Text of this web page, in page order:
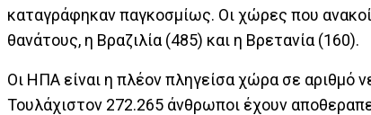
καταγράφηκαν παγκοσμίως. Οι χώρες που
θανάτους, η Βραζιλία (485) και η Βρετανία (160).
Οι ΗΠΑ είναι η πλέον πληγείσα χώρα σε αριθμό
Τουλάχιστον 272.265 άνθρωποι έχουν